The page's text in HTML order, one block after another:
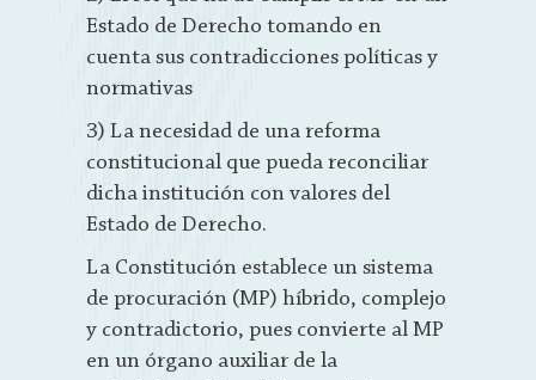
Estado de Derecho tomando en
cuenta sus contradicciones políticas y
normativas
3) La necesidad de una reforma
constitucional que pueda reconciliar
dicha institución con valores del
Estado de Derecho.
La Constitución establece un sistema
de procuración (MP) híbrido, complejo
y contradictorio, pues convierte al MP
en un órgano auxiliar de la